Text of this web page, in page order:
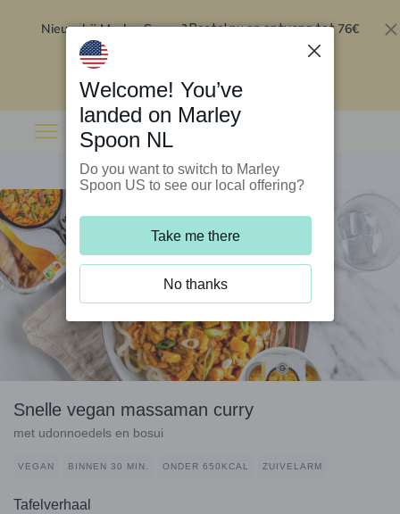
Nieuw bij Marley Spoon?Bestel nu en ontvang tot 76€
Snelle vegan massaman curry
met udonnoedels en bosui
VEGAN BINNEN 30 MIN. ONDER 650KCAL ZUIVELARM
Tafelverhaal
Welcome! You’ve
landed on Marley
Spoon NL
Do you want to switch to Marley
Spoon US to see our local offering?
Take me there
No thanks